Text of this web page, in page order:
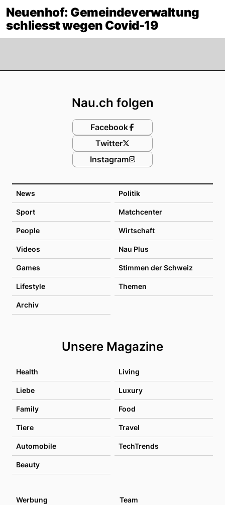
Neuenhof: Gemeindeverwaltung
schliesst wegen Covid-19
News Politik
Sport Matchcenter
People Wirtschaft
Videos Nau Plus
Games Stimmen der Schweiz
Lifestyle Themen
Archiv
Unsere Magazine
Health Living
Liebe Luxury
Family Food
Tiere Travel
Automobile TechTrends
Beauty
Nau.ch folgen
Facebook
Twitter
Instagram
Werbung Team